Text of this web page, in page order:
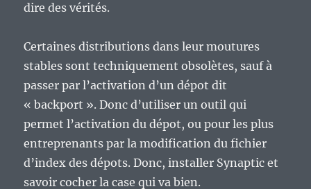
dire des vérités.
Certaines distributions dans leur moutures
stables sont techniquement obsolètes, sauf à
passer par l’activation d’un dépot dit
« backport ». Donc d’utiliser un outil qui
permet l’activation du dépot, ou pour les plus
entreprenants par la modification du fichier
d’index des dépots. Donc, installer Synaptic et
savoir cocher la case qui va bien.